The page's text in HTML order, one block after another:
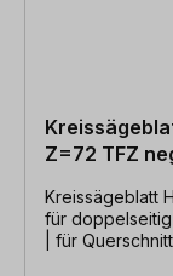
Z=72 TFZ
Kreissägeblatt
für
| für